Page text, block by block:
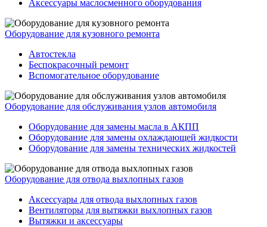
Аксессуары маслосменного оборудования
Оборудование для кузовного ремонта
Автостекла
Беспокрасочный ремонт
Вспомогательное оборудование
Оборудование для обслуживания узлов автомобиля
Оборудование для замены масла в АКПП
Оборудование для замены охлаждающей жидкости
Оборудование для замены технических жидкостей
Оборудование для отвода выхлопных газов
Аксессуары для отвода выхлопных газов
Вентиляторы для вытяжки выхлопных газов
Вытяжки и аксессуары